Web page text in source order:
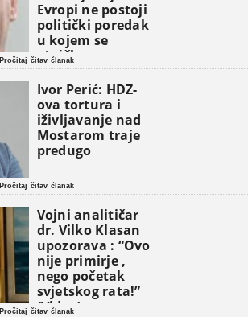
Evropi ne postoji
politički poredak
u kojem se
etničke grupe
pojavljuju kao
osnovne
političke jedinice
Pročitaj čitav članak
Ivor Perić: HDZ-
ova tortura i
iživljavanje nad
Mostarom traje
predugo
Pročitaj čitav članak
Vojni analitičar
dr. Vilko Klasan
upozorava : “Ovo
nije primirje ,
nego početak
svjetskog rata!”
(Video)
Pročitaj čitav članak